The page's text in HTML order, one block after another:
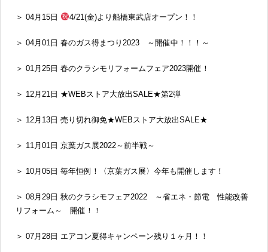
＞ 04月15日 4/21(金)より船橋東武店オープン！！
＞ 04月01日 春のガス得まつり2023 ～開催中！！！～
＞ 01月25日 春のクラシモリフォームフェア2023開催！
＞ 12月21日 ★WEBストア大放出SALE★第2弾
＞ 12月13日 売り切れ御免★WEBストア大放出SALE★
＞ 11月01日 京葉ガス展2022～前半戦～
＞ 10月05日 毎年恒例！〈京葉ガス展〉今年も開催します！
＞ 08月29日 秋のクラシモフェア2022 ～省エネ・節電 性能改善
リフォーム～ 開催！！
＞ 07月28日 エアコン夏得キャンペーン残り１ヶ月！！